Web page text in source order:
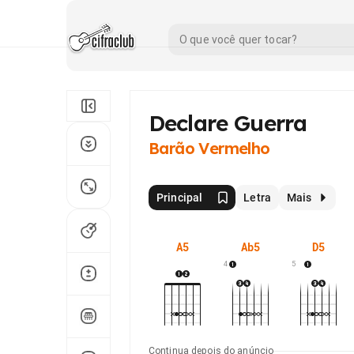
Declare Guerra
Barão Vermelho
Principal Letra Mais
A5 Ab5
4
D5
5
Continua depois do anúncio